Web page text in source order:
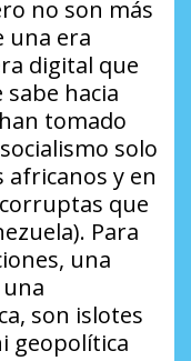
no son más
una era
digital que
hacia
tomado
solo
africanos y en
que
Para
una
son islotes
geopolítica